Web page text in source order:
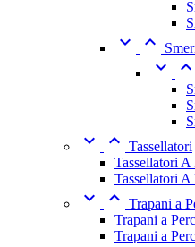
 
 
  Tassellatori
Tassellatori A
Tassellatori A
  Trapani a
Trapani a
Trapani a